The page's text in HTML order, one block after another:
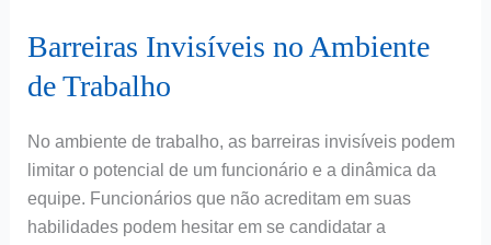
Barreiras Invisíveis no Ambiente
de Trabalho
No ambiente de trabalho, as barreiras invisíveis podem
limitar o potencial de um funcionário e a dinâmica da
equipe. Funcionários que não acreditam em suas
habilidades podem hesitar em se candidatar a